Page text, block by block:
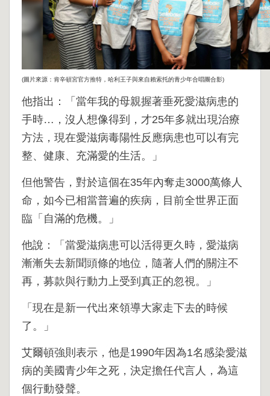
(圖片來源：肯辛頓宮官方推特，哈利王子與來自賴索托的青少年合唱團合影)
他指出：「當年我的母親握著垂死愛滋病患的
手時…，沒人想像得到，才25年多就出現治療
方法，現在愛滋病毒陽性反應病患也可以有完
整、健康、充滿愛的生活。」
但他警告，對於這個在35年內奪走3000萬條人
命，如今已相當普遍的疾病，目前全世界正面
臨「自滿的危機。」
他說：「當愛滋病患可以活得更久時，愛滋病
漸漸失去新聞頭條的地位，隨著人們的關注不
再，募款與行動力上受到真正的忽視。」
「現在是新一代出來領導大家走下去的時候
了。」
艾爾頓強則表示，他是1990年因為1名感染愛滋
病的美國青少年之死，決定擔任代言人，為這
個行動發聲。